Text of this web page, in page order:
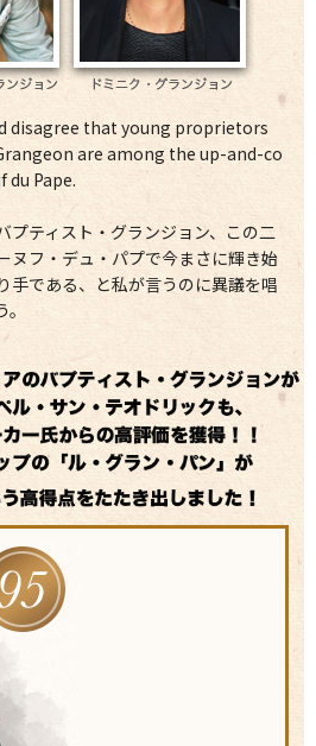
disagree that young proprietors
are among the up-and-co
Pape.
プティスト・グランジョン、この二
ヌフ・デュ・パプで今まさに輝き始
手である、と私が言うのに異議を唱